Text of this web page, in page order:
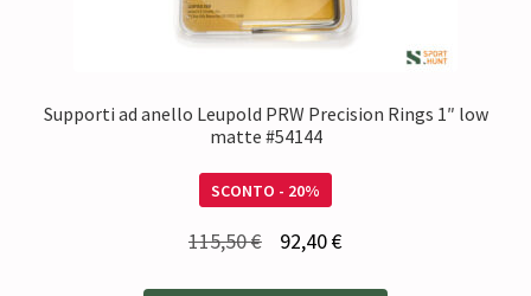
Supporti ad anello Leupold PRW Precision Rings 1″ low
matte #54144
SCONTO - 20%
115,50€ 92,40€Il